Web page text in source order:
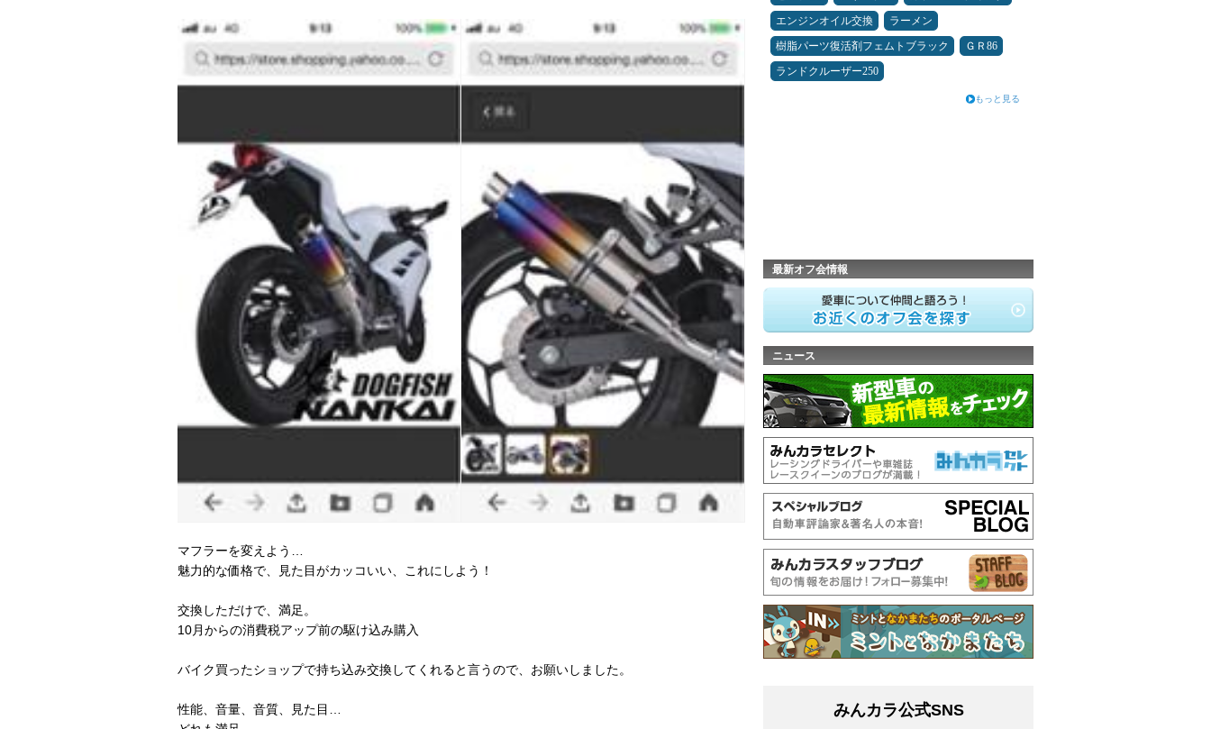
マフラーを変えよう…
魅力的な価格で、見た目がカッコいい、これにしよう！
交換しただけで、満足。
10月からの消費税アップ前の駆け込み購入
バイク買ったショップで持ち込み交換してくれると言うので、お願いしました。
性能、音量、音質、見た目…
エンジンオイル交換
ラーメン
樹脂パーツ復活剤フェムトブラック
ＧＲ86
ランドクルーザー250
もっと見る
最新オフ会情報
ニュース
みんカラ公式SNS